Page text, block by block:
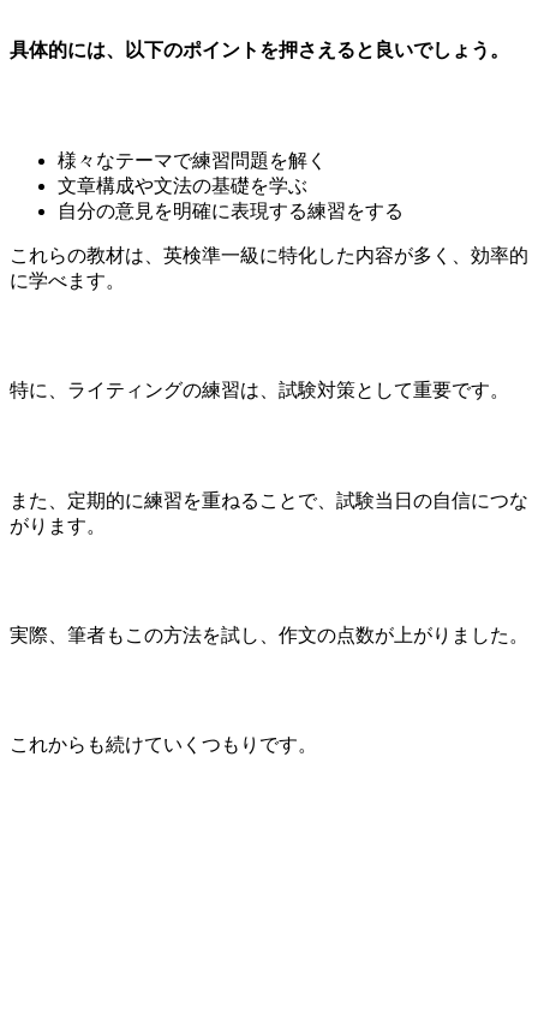
具体的には、以下のポイントを押さえると良いでしょう。
様々なテーマで練習問題を解く
文章構成や文法の基礎を学ぶ
自分の意見を明確に表現する練習をする
これらの教材は、英検準一級に特化した内容が多く、効率的
に学べます。
特に、ライティングの練習は、試験対策として重要です。
また、定期的に練習を重ねることで、試験当日の自信につな
がります。
実際、筆者もこの方法を試し、作文の点数が上がりました。
これからも続けていくつもりです。